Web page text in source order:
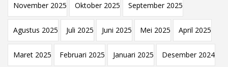
November 2025 Oktober 2025 September 2025
Agustus 2025 Juli 2025 Juni 2025 Mei 2025 April 2025
Maret 2025 Februari 2025 Januari 2025 Desember 2024